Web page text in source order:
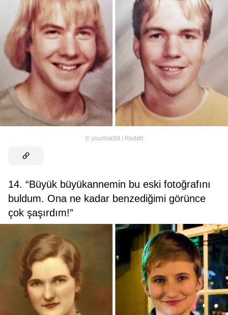
© yourlink99 / Reddit
14. “Büyük büyükannemin bu eski fotoğrafını
buldum. Ona ne kadar benzediğimi görünce
çok şaşırdım!”